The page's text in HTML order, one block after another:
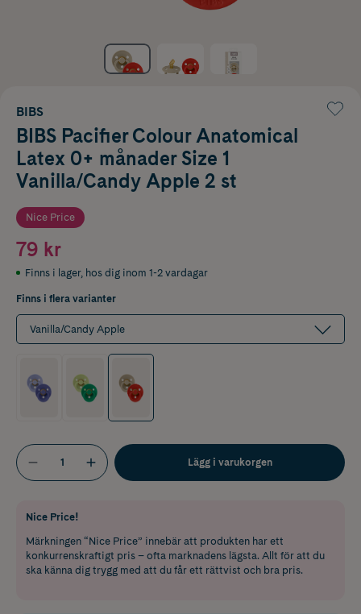
BIBS
BIBS Pacifier Colour Anatomical
Latex 0+ månader Size 1
Vanilla/Candy Apple 2 st
Nice Price
79 kr
Finns i lager, hos dig inom 1-2 vardagar
Finns i flera varianter
Vanilla/Candy Apple
Lägg i varukorgen
Nice Price!
Märkningen “Nice Price” innebär att produkten har ett
konkurrenskraftigt pris – ofta marknadens lägsta. Allt för att du
ska känna dig trygg med att du får ett rättvist och bra pris.